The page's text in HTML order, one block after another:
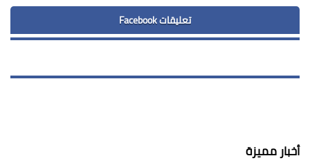
تعليقات Facebook
أخبار مميزة